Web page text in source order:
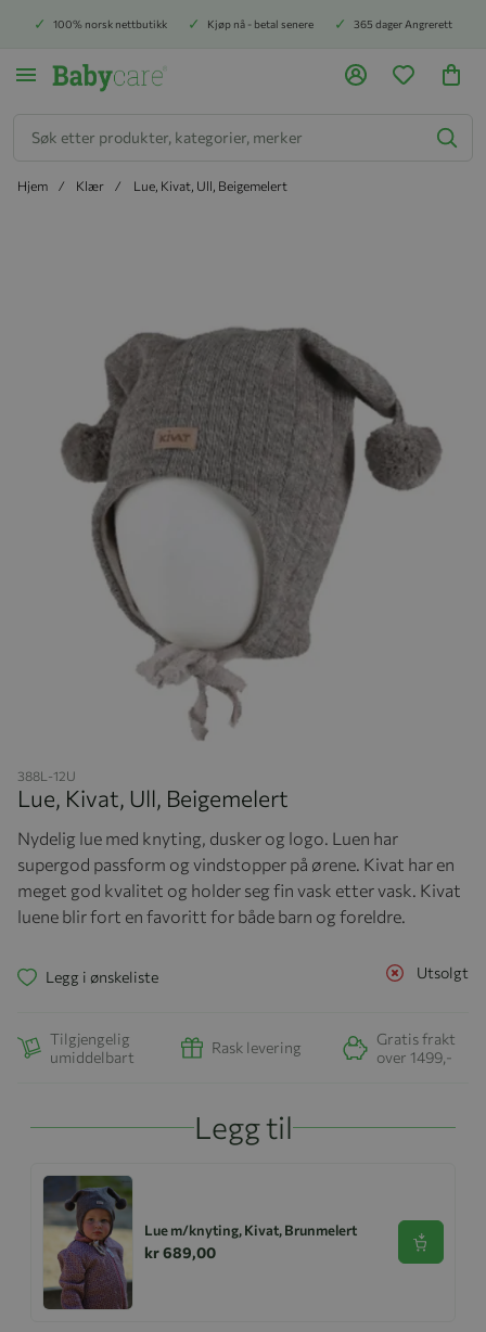
100% norsk nettbutikk Kjøp nå - betal senere 365 dager Angrerett
Hjem Klær Lue, Kivat, Ull, Beigemelert
388L-12U
Lue, Kivat, Ull, Beigemelert
Nydelig lue med knyting, dusker og logo. Luen har
supergod passform og vindstopper på ørene. Kivat har en
meget god kvalitet og holder seg fin vask etter vask. Kivat
luene blir fort en favoritt for både barn og foreldre.
Utsolgt
Legg i ønskeliste
Tilgjengelig
umiddelbart
Rask levering
Gratis frakt
over 1499,-
Legg til
Lue m/knyting, Kivat, Brunmelert
kr 689,00 Se